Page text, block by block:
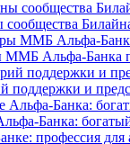
сообщества
Альфа-Банка
поддержки и
Банка: